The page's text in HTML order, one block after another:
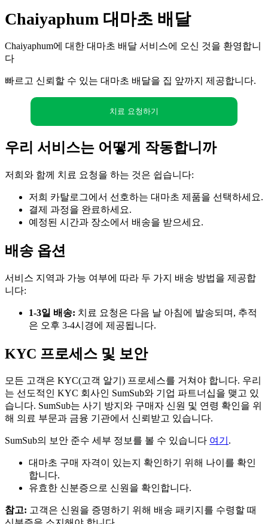
Chaiyaphum 대마초 배달
Chaiyaphum에 대한 대마초 배달 서비스에 오신 것을 환영합니
다
빠르고 신뢰할 수 있는 대마초 배달을 집 앞까지 제공합니다.
치료 요청하기
우리 서비스는 어떻게 작동합니까
저희와 함께 치료 요청을 하는 것은 쉽습니다:
저희 카탈로그에서 선호하는 대마초 제품을 선택하세요.
결제 과정을 완료하세요.
예정된 시간과 장소에서 배송을 받으세요.
배송 옵션
서비스 지역과 가능 여부에 따라 두 가지 배송 방법을 제공합
니다:
1-3일 배송: 치료 요청은 다음 날 아침에 발송되며, 추적
은 오후 3-4시경에 제공됩니다.
KYC 프로세스 및 보안
모든 고객은 KYC(고객 알기) 프로세스를 거쳐야 합니다. 우리
는 선도적인 KYC 회사인 SumSub와 기업 파트너십을 맺고 있
습니다. SumSub는 사기 방지와 구매자 신원 및 연령 확인을 위
해 의료 부문과 금융 기관에서 신뢰받고 있습니다.
SumSub의 보안 준수 세부 정보를 볼 수 있습니다 여기 .
대마초 구매 자격이 있는지 확인하기 위해 나이를 확인
합니다.
유효한 신분증으로 신원을 확인합니다.
참고: 고객은 신원을 증명하기 위해 배송 패키지를 수령할 때